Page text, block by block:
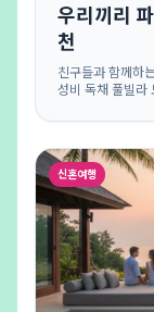
우리끼리
천
친구들과 함께하
성비 독채 풀빌라
신혼여행